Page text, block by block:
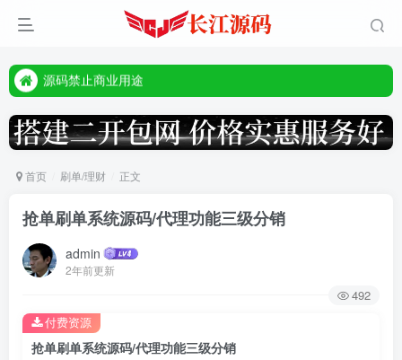
本站客服唯一tg:@vip668188
本站客服唯一tg:@vip668188
首页 刷单/理财 正文
抢单刷单系统源码/代理功能三级分销
admin
2年前更新
492
抢单刷单系统源码/代理功能三级分销
付费资源